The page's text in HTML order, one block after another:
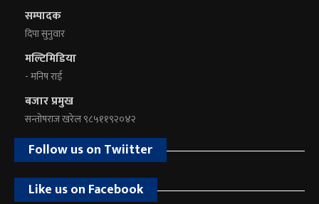
सम्पादक
दिपा सुनुवार
मल्टिमिडिया
- मनिष राई
बजार प्रमुख
सन्तोषराज खरेल ९८५११९२०४२
Follow us on Twiitter
Like us on Facebook